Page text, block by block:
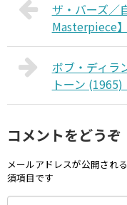
ザ・バーズ／
Masterpiece】
ボブ・ディラ
トーン
コメントをどうぞ
メールアドレスが公開され
須項目です